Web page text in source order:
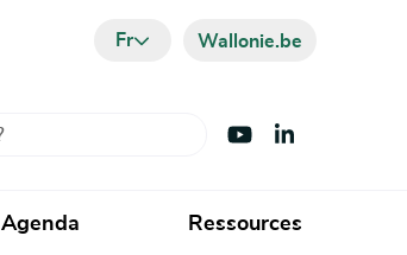
Fr Wallonie.be
Visiter Youtube
Visiter LinkedIn
Agenda Ressources